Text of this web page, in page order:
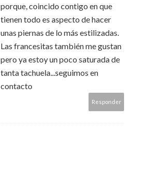
porque, coincido contigo en que
tienen todo es aspecto de hacer
unas piernas de lo más estilizadas.
Las francesitas también me gustan
pero ya estoy un poco saturada de
tanta tachuela...seguimos en
contacto
Responder